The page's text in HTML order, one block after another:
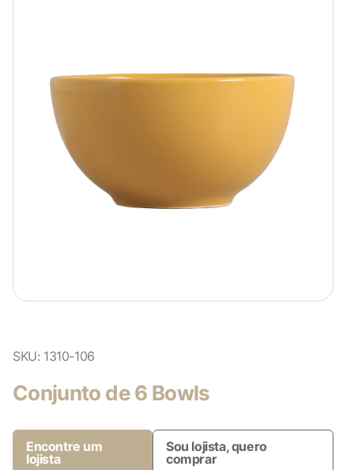
SKU: 1310-106
Conjunto de 6 Bowls
Encontre um
lojista
Sou lojista, quero
comprar